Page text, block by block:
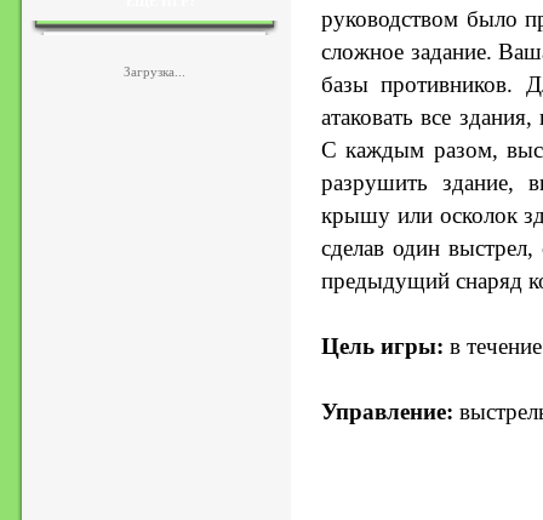
Загрузка...
руководством было
сложное задание.
базы противников.
атаковать все
С каждым разом,
разрушить здание,
крышу или осколок
сделав один
предыдущий снаряд
Цель игры: в
Управление: